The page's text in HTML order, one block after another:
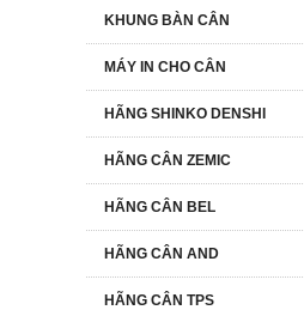
KHUNG BÀN CÂN
MÁY IN CHO CÂN
HÃNG SHINKO DENSHI
HÃNG CÂN ZEMIC
HÃNG CÂN BEL
HÃNG CÂN AND
HÃNG CÂN TPS